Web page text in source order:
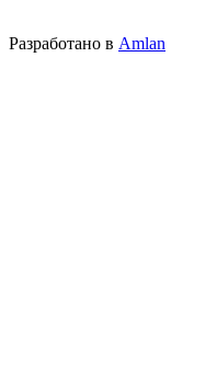
Разработано в Amlan